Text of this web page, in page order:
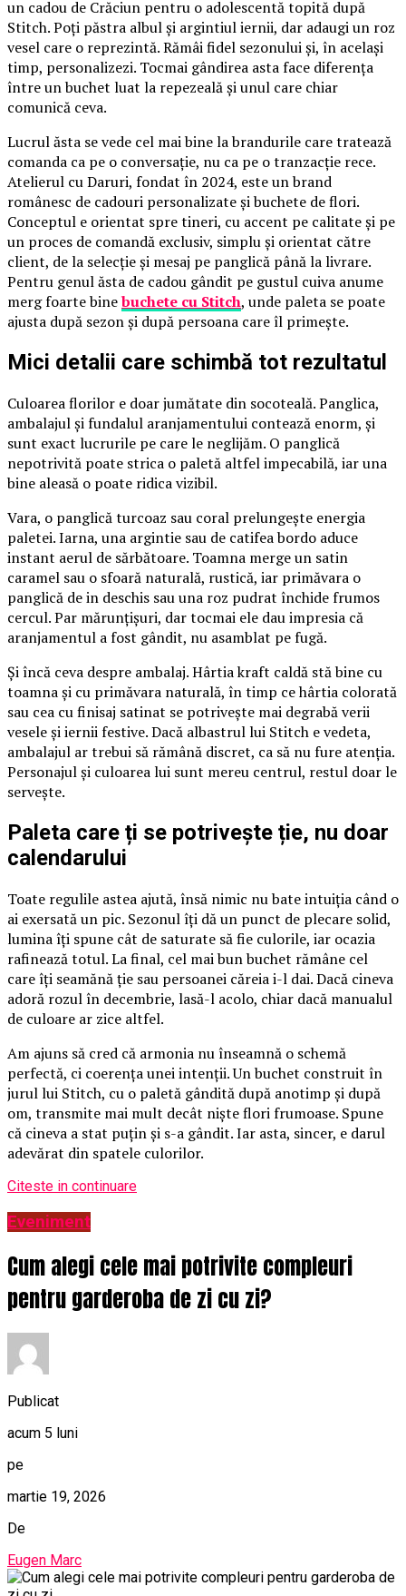
un cadou de Crăciun pentru o adolescentă topită după
Stitch. Poți păstra albul și argintiul iernii, dar adaugi un roz
vesel care o reprezintă. Rămâi fidel sezonului și, în același
timp, personalizezi. Tocmai gândirea asta face diferența
între un buchet luat la repezeală și unul care chiar
comunică ceva.
Lucrul ăsta se vede cel mai bine la brandurile care tratează
comanda ca pe o conversație, nu ca pe o tranzacție rece.
Atelierul cu Daruri, fondat în 2024, este un brand
românesc de cadouri personalizate și buchete de flori.
Conceptul e orientat spre tineri, cu accent pe calitate și pe
un proces de comandă exclusiv, simplu și orientat către
client, de la selecție și mesaj pe panglică până la livrare.
Pentru genul ăsta de cadou gândit pe gustul cuiva anume
merg foarte binebuchete cu Stitch, unde paleta se poate
ajusta după sezon și după persoana care îl primește.
Mici detalii care schimbă tot rezultatul
Culoarea florilor e doar jumătate din socoteală. Panglica,
ambalajul și fundalul aranjamentului contează enorm, și
sunt exact lucrurile pe care le neglijăm. O panglică
nepotrivită poate strica o paletă altfel impecabilă, iar una
bine aleasă o poate ridica vizibil.
Vara, o panglică turcoaz sau coral prelungește energia
paletei. Iarna, una argintie sau de catifea bordo aduce
instant aerul de sărbătoare. Toamna merge un satin
caramel sau o sfoară naturală, rustică, iar primăvara o
panglică de in deschis sau una roz pudrat închide frumos
cercul. Par mărunțișuri, dar tocmai ele dau impresia că
aranjamentul a fost gândit, nu asamblat pe fugă.
Și încă ceva despre ambalaj. Hârtia kraft caldă stă bine cu
toamna și cu primăvara naturală, în timp ce hârtia colorată
sau cea cu finisaj satinat se potrivește mai degrabă verii
vesele și iernii festive. Dacă albastrul lui Stitch e vedeta,
ambalajul ar trebui să rămână discret, ca să nu fure atenția.
Personajul și culoarea lui sunt mereu centrul, restul doar le
servește.
Paleta care ți se potrivește ție, nu doar
calendarului
Toate regulile astea ajută, însă nimic nu bate intuiția când o
ai exersată un pic. Sezonul îți dă un punct de plecare solid,
lumina îți spune cât de saturate să fie culorile, iar ocazia
rafinează totul. La final, cel mai bun buchet rămâne cel
care îți seamănă ție sau persoanei căreia i-l dai. Dacă cineva
adoră rozul în decembrie, lasă-l acolo, chiar dacă manualul
de culoare ar zice altfel.
Am ajuns să cred că armonia nu înseamnă o schemă
perfectă, ci coerența unei intenții. Un buchet construit în
jurul lui Stitch, cu o paletă gândită după anotimp și după
om, transmite mai mult decât niște flori frumoase. Spune
că cineva a stat puțin și s-a gândit. Iar asta, sincer, e darul
adevărat din spatele culorilor.
Citeste in continuare
Eveniment
Cum alegi cele mai potrivite compleuri
pentru garderoba de zi cu zi?
Publicat
acum 5 luni
pe
martie 19, 2026
De
Eugen Marc